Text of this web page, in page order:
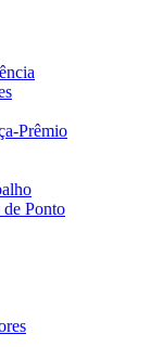
Prêmio
Ponto